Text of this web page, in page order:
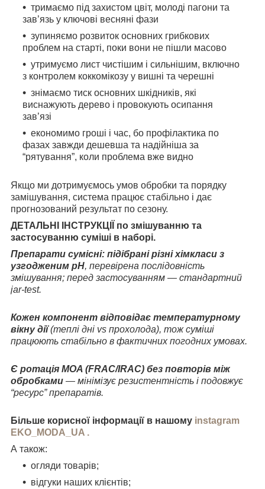
тримаємо під захистом цвіт, молоді пагони та
зав’язь у ключові весняні фази
зупиняємо розвиток основних грибкових
проблем на старті, поки вони не пішли масово
утримуємо лист чистішим і сильнішим, включно
з контролем коккомікозу у вишні та черешні
знімаємо тиск основних шкідників, які
виснажують дерево і провокують осипання
зав’язі
економимо гроші і час, бо профілактика по
фазах завжди дешевша та надійніша за
“рятування”, коли проблема вже видно
Якщо ми дотримуємось умов обробки та порядку
замішування, система працює стабільно і дає
прогнозований результат по сезону.
ДЕТАЛЬНІ ІНСТРУКЦІЇ по змішуванню та
застосуванню суміші в наборі.
Препарати сумісні: підібрані різні хімкласи з
узгодженим pH, перевірена послідовність
змішування; перед застосуванням — стандартний
jar-test.
Кожен компонент відповідає температурному
вікну дії(теплі дні vs прохолода), тож суміші
працюють стабільно в фактичних погодних умовах.
Є ротація MOA (FRAC/IRAC) без повторів між
обробками — мінімізує резистентність і подовжує
“ресурс” препаратів.
Більше корисної інформації в нашому instagram
EKO_MODA_UA .
А також:
огляди товарів;
відгуки наших клієнтів;